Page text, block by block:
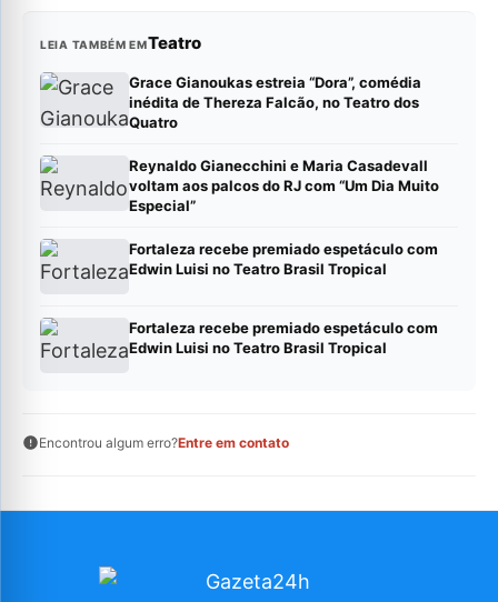
LEIA TAMBÉM EMTeatro
Grace Gianoukas estreia “Dora”, comédia
inédita de Thereza Falcão, no Teatro dos
Quatro
Reynaldo Gianecchini e Maria Casadevall
voltam aos palcos do RJ com “Um Dia Muito
Especial”
Fortaleza recebe premiado espetáculo com
Edwin Luisi no Teatro Brasil Tropical
Fortaleza recebe premiado espetáculo com
Edwin Luisi no Teatro Brasil Tropical
Encontrou algum erro?Entre em contato